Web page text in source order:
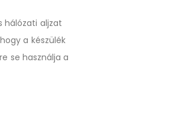
hálózati aljzat
a készülék
se használja a